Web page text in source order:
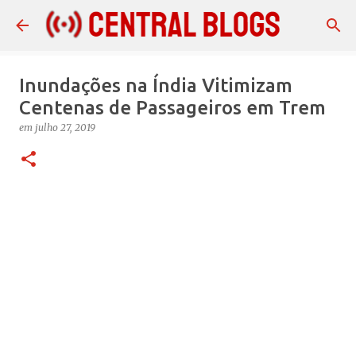
Pular para o conteúdo principal
Inundações na Índia Vitimizam
Centenas de Passageiros em Trem
em julho 27, 2019